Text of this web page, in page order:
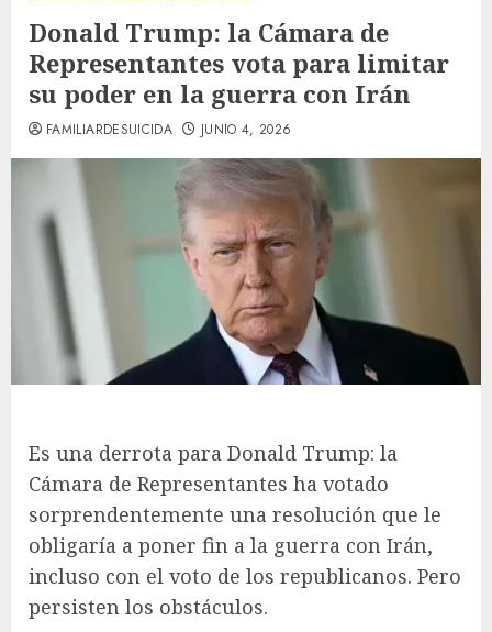
Donald Trump: la Cámara de
Representantes vota para limitar
su poder en la guerra con Irán
FAMILIARDESUICIDA JUNIO 4, 2026
Es una derrota para Donald Trump: la
Cámara de Representantes ha votado
sorprendentemente una resolución que le
obligaría a poner fin a la guerra con Irán,
incluso con el voto de los republicanos. Pero
persisten los obstáculos.